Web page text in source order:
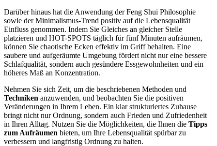
Darüber hinaus hat die Anwendung der Feng Shui Philosophie
sowie der Minimalismus-Trend positiv auf die Lebensqualität
Einfluss genommen. Indem Sie Gleiches an gleicher Stelle
platzieren und HOT-SPOTS täglich für fünf Minuten aufräumen,
können Sie chaotische Ecken effektiv im Griff behalten. Eine
saubere und aufgeräumte Umgebung fördert nicht nur eine bessere
Schlafqualität, sondern auch gesündere Essgewohnheiten und ein
höheres Maß an Konzentration.
Nehmen Sie sich Zeit, um die beschriebenen Methoden und
Techniken anzuwenden, und beobachten Sie die positiven
Veränderungen in Ihrem Leben. Ein klar strukturiertes Zuhause
bringt nicht nur Ordnung, sondern auch Frieden und Zufriedenheit
in Ihren Alltag. Nutzen Sie die Möglichkeiten, die Ihnen die Tipps
zum Aufräumen bieten, um Ihre Lebensqualität spürbar zu
verbessern und langfristig Ordnung zu halten.